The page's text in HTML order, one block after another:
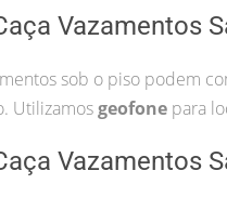
Vazamentos
sob o piso podem
Utilizamosgeofone para
Vazamentos